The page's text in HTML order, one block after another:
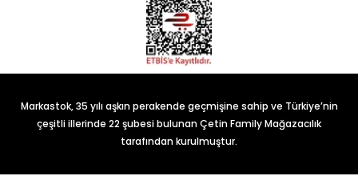
Markastok, 35 yılı aşkın perakende geçmişine sahip ve Türkiye’nin
çeşitli illerinde 22 şubesi bulunan Çetin Family Mağazacılık
tarafından kurulmuştur.